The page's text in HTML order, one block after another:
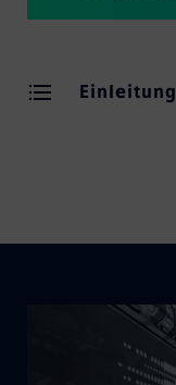
Einleitung